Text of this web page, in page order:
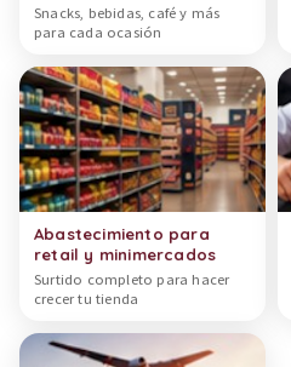
Snacks, bebidas, café y más
para cada ocasión
Abastecimiento para
retail y minimercados
Surtido completo para hacer
crecer tu tienda